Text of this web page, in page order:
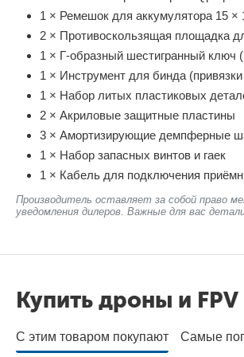
1 × Ремешок для аккумулятора 15 ×
2 × Противоскользящая площадка
1 × Г-образный шестигранный ключ
1 × Инструмент для бинда
1 × Набор литых пластиковых
2 × Акриловые защитные пластины
3 × Амортизирующие демпферные
1 × Набор запасных винтов и гаек
1 × Кабель для подключения
Производитель оставляет за собой право
уведомления дилеров. Важные для вас
Купить дроны и
С этим товаром покупают Самые